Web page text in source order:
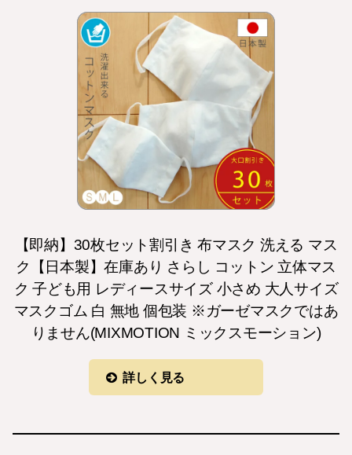
【即納】30枚セット割引き 布マスク 洗える マス
ク【日本製】在庫あり さらし コットン 立体マス
ク 子ども用 レディースサイズ 小さめ 大人サイズ
マスクゴム 白 無地 個包装 ※ガーゼマスクではあ
りません(MIXMOTION ミックスモーション)
詳しく見る